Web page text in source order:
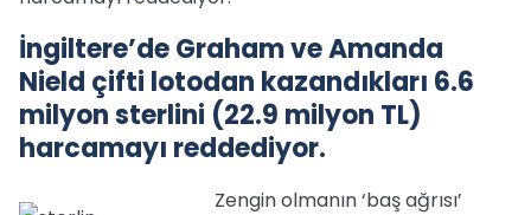
İngiltere’de Graham ve Amanda
Nield çifti lotodan kazandıkları 6.6
milyon sterlini (22.9 milyon TL)
harcamayı reddediyor.
Zengin olmanın ‘baş ağrısı’